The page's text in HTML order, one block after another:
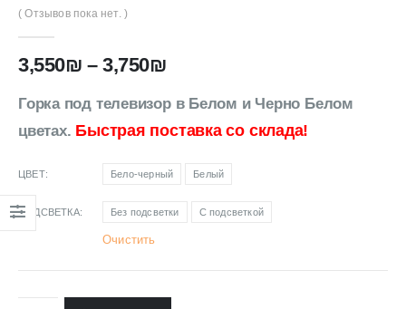
( Отзывов пока нет. )
3,550₪ –3,750₪
Горка под телевизор в Белом и Черно Белом
цветах. Быстрая поставка со склада!
ЦВЕТ Бело-черный Белый
ПОДСВЕТКА Без подсветки С подсветкой
Очистить